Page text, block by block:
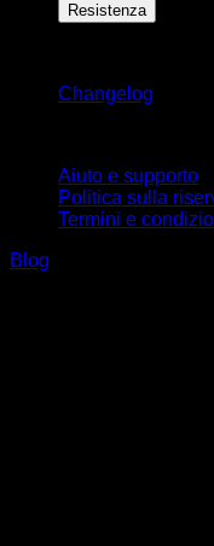
Resistenza
Changelog
Aiuto e supporto
Politica sulla
Termini e
Blog